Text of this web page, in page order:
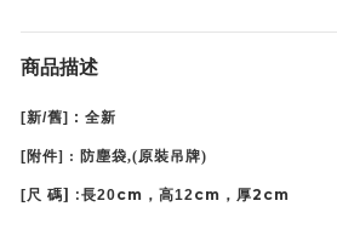
商品描述
[新/舊] : 全新
[ 附件] : 防塵袋,(原裝吊牌)
[尺 碼] :長20cm ，高12cm ，厚2cm